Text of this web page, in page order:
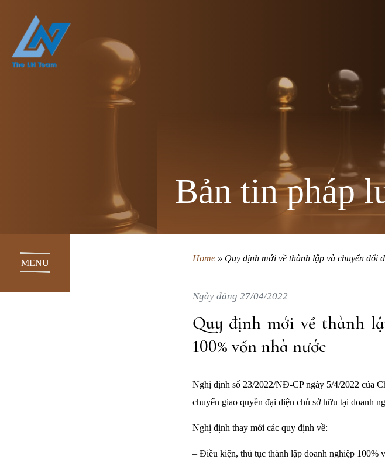
Bản tin pháp
MENU Home» Quy định mới về thành lập và chuyển đổi
Ngày đăng 27/04/2022
Quy định mới về thành
100% vốn nhà nước
Nghị định số 23/2022/NĐ-CP ngày 5/4/2022 của
chuyển giao quyền đại diện chủ sở hữu tại doanh
Nghị định thay mới các quy định về:
– Điều kiện, thủ tục thành lập doanh nghiệp 100%